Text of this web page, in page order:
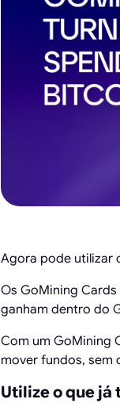
Agora pode utilizar
Os GoMining
ganham dentro do
Com um GoMining
mover fundos, sem
Utilize o que já